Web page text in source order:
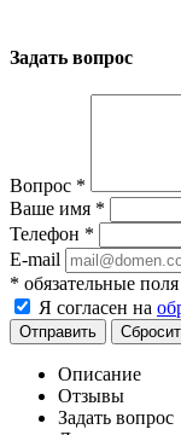
Задать вопрос
Вопрос *
Ваше имя *
Телефон *
E-mail
* обязательные поля
Я согласен на
Описание
Отзывы
Задать вопрос